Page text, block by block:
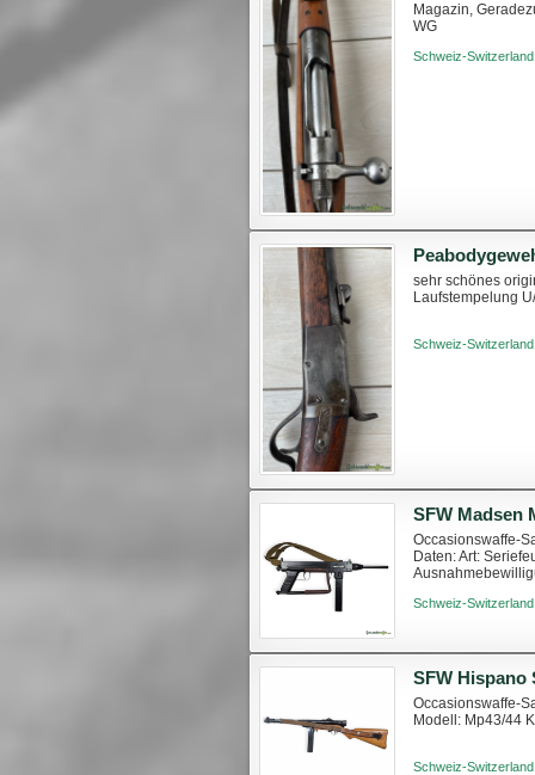
Magazin,
WG
Schweiz-
sehr schönes
Laufstempelung
Schweiz-
SFW Madsen
Occasionswaffe-
Daten: Art:
Schweiz-
SFW Hispano
Occasionswaffe-
Modell: Mp43/44
Schweiz-